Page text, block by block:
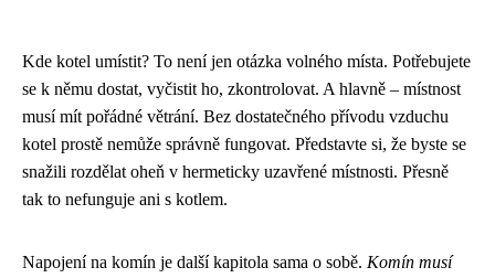
Kde kotel umístit? To není jen otázka volného místa. Potřebujete
se k němu dostat, vyčistit ho, zkontrolovat. A hlavně – místnost
musí mít pořádné větrání. Bez dostatečného přívodu vzduchu
kotel prostě nemůže správně fungovat. Představte si, že byste se
snažili rozdělat oheň v hermeticky uzavřené místnosti. Přesně
tak to nefunguje ani s kotlem.
Napojení na komín je další kapitola sama o sobě. Komín musí